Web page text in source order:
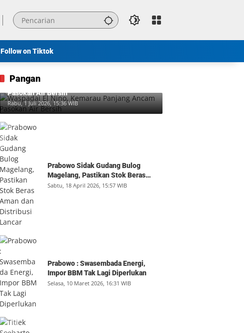
Follow on Tiktok
Pangan
Waspadai El Nino, Kemarau Panjang Ancam
Pasokan Air Bersih
Rabu, 1 Juli 2026, 15:36 WIB
Prabowo Sidak Gudang Bulog
Magelang, Pastikan Stok Beras
Aman dan Distribusi Lancar
Sabtu, 18 April 2026, 15:57 WIB
Prabowo : Swasembada Energi,
Impor BBM Tak Lagi Diperlukan
Selasa, 10 Maret 2026, 16:31 WIB